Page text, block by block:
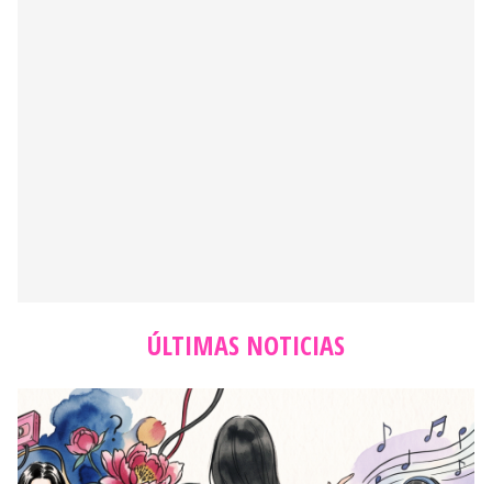
ÚLTIMAS NOTICIAS